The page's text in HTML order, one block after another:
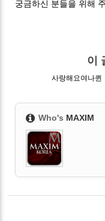
궁금하신 분들을 위해
이
사랑해요여나퀸
Who's MAXIM